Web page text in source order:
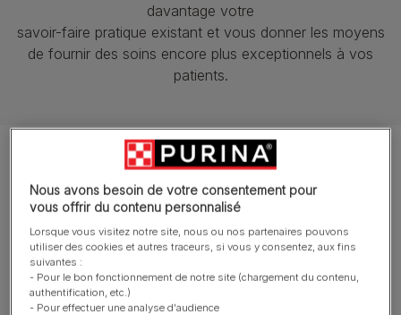
davantage votre
savoir-faire pratique existant et vous donner les moyens
de fournir des soins encore plus exceptionnels à vos
patients.
Nous avons besoin de votre consentement pour
vous offrir du contenu personnalisé
Lorsque vous visitez notre site, nous ou nos partenaires pouvons
utiliser des cookies et autres traceurs, si vous y consentez, aux fins
suivantes :
- Pour le bon fonctionnement de notre site (chargement du contenu,
authentification, etc.)
- Pour effectuer une analyse d'audience